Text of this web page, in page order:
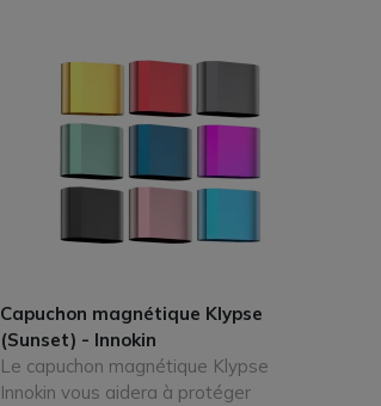
Capuchon magnétique Klypse
(Sunset) - Innokin
Le capuchon magnétique Klypse
Innokin vous aidera à protéger